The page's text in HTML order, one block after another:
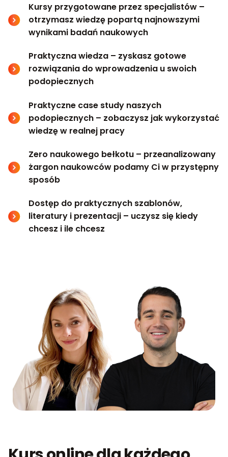
Kursy przygotowane przez specjalistów –
otrzymasz wiedzę popartą najnowszymi
wynikami badań naukowych
Praktyczna wiedza – zyskasz gotowe
rozwiązania do wprowadzenia u swoich
podopiecznych
Praktyczne case study naszych
podopiecznych – zobaczysz jak wykorzystać
wiedzę w realnej pracy
Zero naukowego bełkotu – przeanalizowany
żargon naukowców podamy Ci w przystępny
sposób
Dostęp do praktycznych szablonów,
literatury i prezentacji – uczysz się kiedy
chcesz i ile chcesz